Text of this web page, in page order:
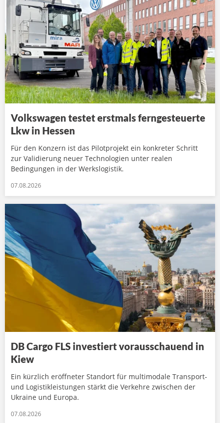
Volkswagen testet erstmals ferngesteuerte
Lkw in Hessen
Für den Konzern ist das Pilotprojekt ein konkreter Schritt
zur Validierung neuer Technologien unter realen
Bedingungen in der Werkslogistik.
07.08.2026
DB Cargo FLS investiert vorausschauend in
Kiew
Ein kürzlich eröffneter Standort für multimodale Transport-
und Logistikleistungen stärkt die Verkehre zwischen der
Ukraine und Europa.
07.08.2026